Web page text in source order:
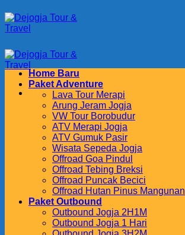
to
content
Home Baru
Paket Adventure
Lava Tour Merapi
Arung Jeram Jogja
VW Tour Borobudur
ATV Merapi Jogja
ATV Gumuk Pasir
Wisata Sepeda Jogja
Offroad Goa Pindul
Offroad Tebing Breksi
Offroad Puncak Becici
Offroad Hutan Pinus Mangunan
Paket Outbound
Outbound Jogja 2H1M
Outbound Jogja 1 Hari